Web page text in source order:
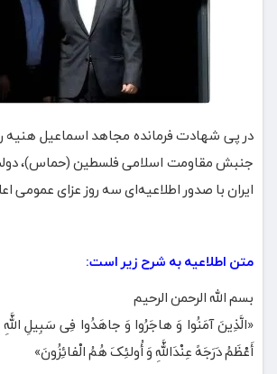
در پی شهادت فرمانده مجاهد اسماعیل
جنبش مقاومت اسلامی فلسطین (حماس)،
ایران با صدور اطلاعیه‌ای سه روز عزای عمومی
متن اطلاعیه به شرح زیر است:
بسم الله الرحمن الرحیم
«الَّذِینَ آمَنُوا وَ هاجَرُوا وَ جاهَدُوا فِی سَبِیلِ
أَعْظَمُ دَرَجَهً عِنْدَاللَّهِ وَ أُولئِکَ هُمُ الْفائِزُونَ»